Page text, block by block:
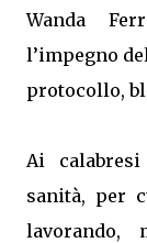
Wanda
l’impegno
protocollo,
Ai
sanità, per